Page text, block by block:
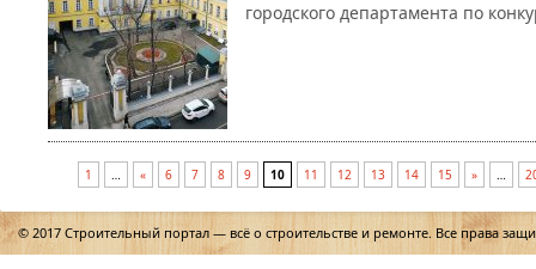
городского департамента по
1 … « 6 7 8 9 10 11 12 13 14 15 » …
© 2017 Строительный портал — всё о строительстве и ремонте. Все права